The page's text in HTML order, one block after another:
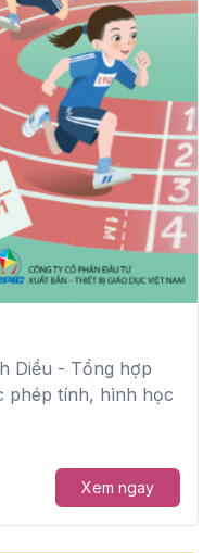
Diều - Tổng hợp
phép tính, hình học
Xem ngay